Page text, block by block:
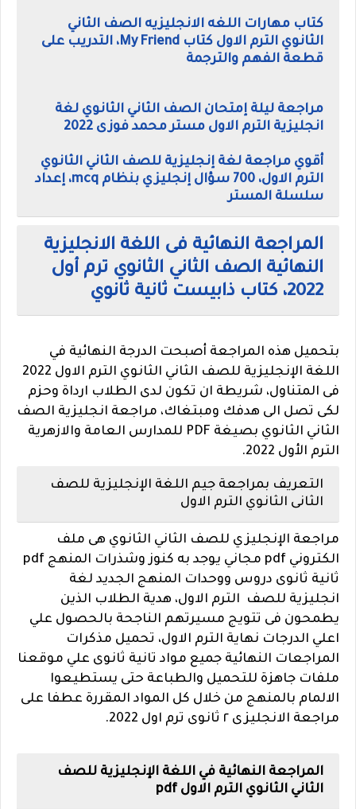
كتاب مهارات اللغه الانجليزيه الصف الثاني
الثانوي الترم الاول كتاب My Friend، التدريب على
قطعة الفهم والترجمة
مراجعة ليلة إمتحان الصف الثاني الثانوي لغة
انجليزية الترم الاول مستر محمد فوزى 2022
أقوي مراجعة لغة إنجليزية للصف الثاني الثانوي
الترم الاول، 700 سؤال إنجليزي بنظام mcq، إعداد
سلسلة المستر
المراجعة النهائية فى اللغة الانجليزية
النهائية الصف الثاني الثانوي ترم أول
2022، كتاب ذابيست ثانية ثانوي
بتحميل هذه المراجعة أصبحت الدرجة النهائية في
اللغة الإنجليزية للصف الثاني الثانوي الترم الاول 2022
فى المتناول، شريطة ان تكون لدى الطلاب ارداة وحزم
لكى تصل الى هدفك ومبتغاك، مراجعة انجليزية الصف
الثاني الثانوي بصيغة PDF للمدارس العامة والازهرية
الترم الأول 2022.
التعريف بمراجعة جيم اللغة الإنجليزية للصف
الثانى الثانوي الترم الاول
مراجعة الإنجليزي للصف الثاني الثانوي هى ملف
الكتروني pdf مجاني يوجد به كنوز وشذرات المنهج pdf
ثانية ثانوى دروس ووحدات المنهج الجديد لغة
انجليزية للصف الترم الاول، هدية الطلاب الذين
يطمحون فى تتويج مسيرتهم الناجحة بالحصول علي
اعلي الدرجات نهاية الترم الاول، تحميل مذكرات
المراجعات النهائية جميع مواد تانية ثانوى علي موقعنا
ملفات جاهزة للتحميل والطباعة حتى يستطيعوا
الالمام بالمنهج من خلال كل المواد المقررة عطفا على
مراجعة الانجليزى ٢ ثانوى ترم اول 2022.
المراجعة النهائية في اللغة الإنجليزية للصف
الثاني الثانوي الترم الاول pdf